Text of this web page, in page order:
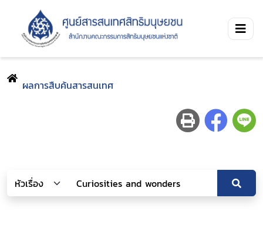
ผลการสืบค้นสารสนเทศ